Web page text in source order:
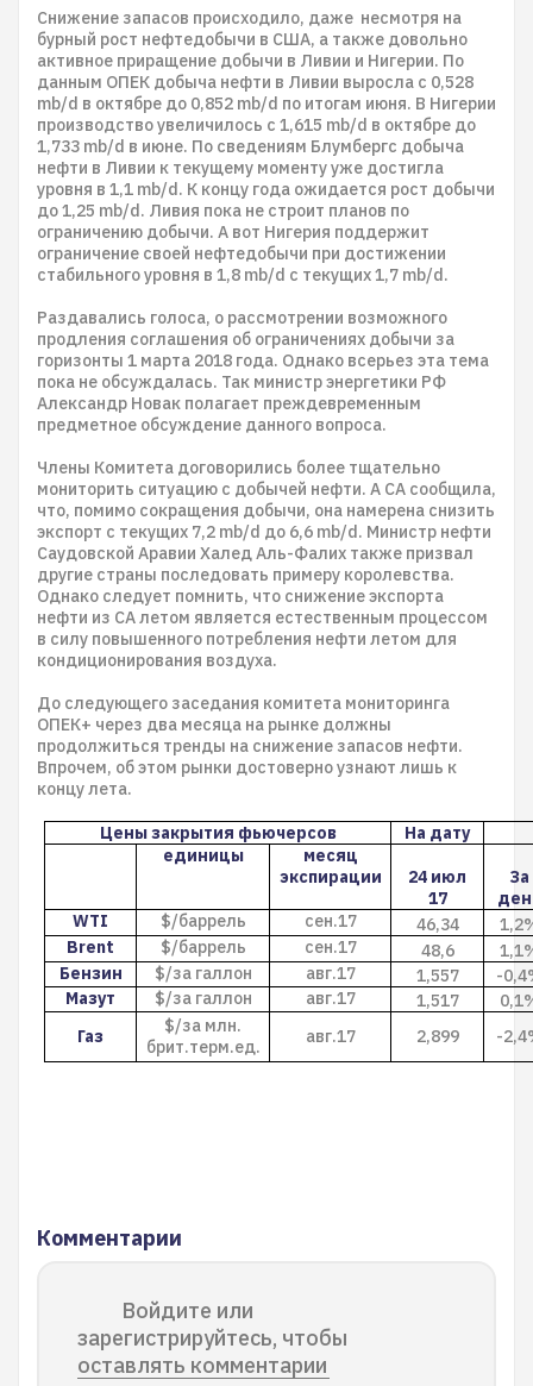
Снижение запасов происходило, даже несмотря на
бурный рост нефтедобычи в США, а также довольно
активное приращение добычи в Ливии и Нигерии. По
данным ОПЕК добыча нефти в Ливии выросла с 0,528
mb/d в октябре до 0,852 mb/d по итогам июня. В Нигерии
производство увеличилось с 1,615 mb/d в октябре до
1,733 mb/d в июне. По сведениям Блумбергс добыча
нефти в Ливии к текущему моменту уже достигла
уровня в 1,1 mb/d. К концу года ожидается рост добычи
до 1,25 mb/d. Ливия пока не строит планов по
ограничению добычи. А вот Нигерия поддержит
ограничение своей нефтедобычи при достижении
стабильного уровня в 1,8 mb/d с текущих 1,7 mb/d.
Раздавались голоса, о рассмотрении возможного
продления соглашения об ограничениях добычи за
горизонты 1 марта 2018 года. Однако всерьез эта тема
пока не обсуждалась. Так министр энергетики РФ
Александр Новак полагает преждевременным
предметное обсуждение данного вопроса.
Члены Комитета договорились более тщательно
мониторить ситуацию с добычей нефти. А СА сообщила,
что, помимо сокращения добычи, она намерена снизить
экспорт с текущих 7,2 mb/d до 6,6 mb/d. Министр нефти
Саудовской Аравии Халед Аль-Фалих также призвал
другие страны последовать примеру королевства.
Однако следует помнить, что снижение экспорта
нефти из СА летом является естественным процессом
в силу повышенного потребления нефти летом для
кондиционирования воздуха.
До следующего заседания комитета мониторинга
ОПЕК+ через два месяца на рынке должны
продолжиться тренды на снижение запасов нефти.
Впрочем, об этом рынки достоверно узнают лишь к
концу лета.
Цены закрытия фьючерсов
На дату
единицы
месяц
экспирации
24 июл
17
За
WTI
$/баррель сен.17 46,34
Brent
$/баррель сен.17 48,6
Бензин
$/за галлон авг.17 1,557
-
Мазут
$/за галлон авг.17 1,517
Газ
$/за млн.
брит.терм.ед.
авг.17 2,899 -
Комментарии
Войдите или
зарегистрируйтесь, чтобы
оставлять комментарии